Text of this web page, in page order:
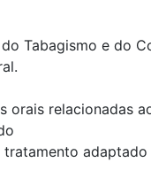
Tabagismo e do
orais relacionadas